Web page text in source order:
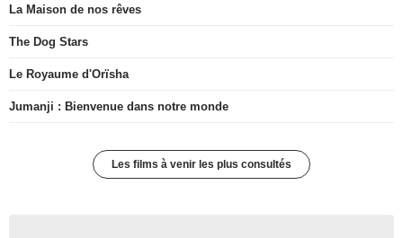
La Maison de nos rêves
The Dog Stars
Le Royaume d'Orïsha
Jumanji : Bienvenue dans notre monde
Les films à venir les plus consultés